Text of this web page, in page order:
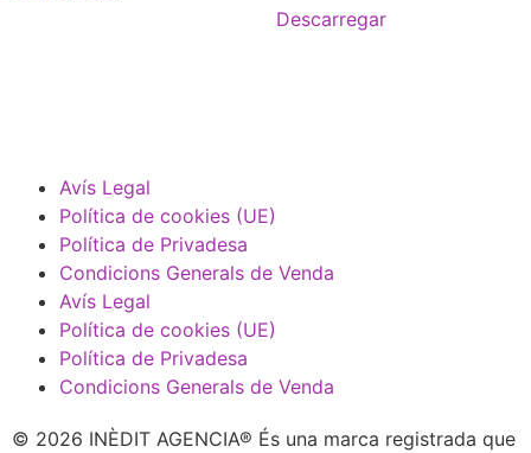
Descarregar
Avís Legal
Política de cookies (UE)
Política de Privadesa
Condicions Generals de Venda
Avís Legal
Política de cookies (UE)
Política de Privadesa
Condicions Generals de Venda
© 2026 INÈDIT AGENCIA® És una marca registrada que